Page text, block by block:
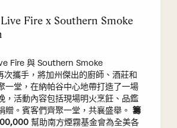
Fire x Southern Smoke
Fire 與 Southern Smoke
攜手，將加州傑出的廚師、酒莊和
一堂，在納帕谷中心地帶打造了一場
，活動內容包括現場明火烹飪、品鑑
贈。賓客們齊聚一堂，共襄盛舉。 籌
幫助南方煙霧基金會為全美各